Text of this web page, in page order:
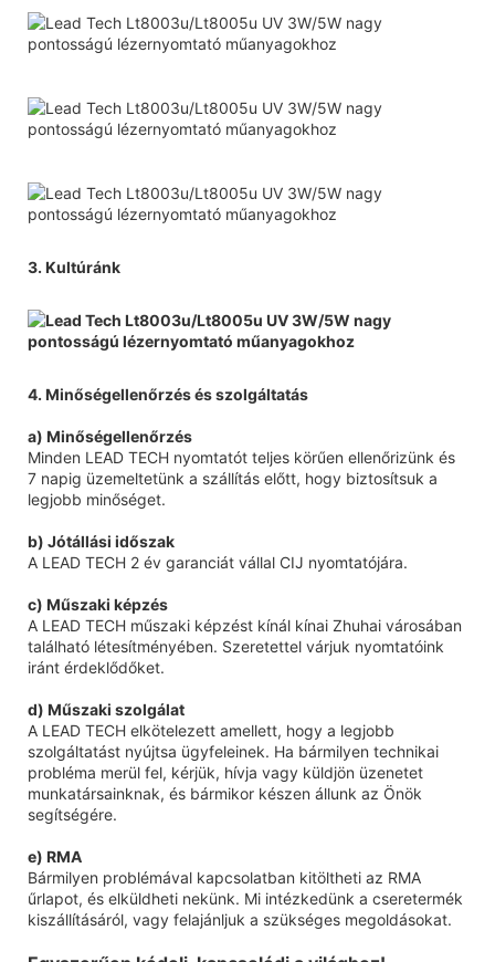
3. Kultúránk
4. Minőségellenőrzés és szolgáltatás
a) Minőségellenőrzés
Minden LEAD TECH nyomtatót teljes körűen ellenőrizünk és
7 napig üzemeltetünk a szállítás előtt, hogy biztosítsuk a
legjobb minőséget.
b) Jótállási időszak
A LEAD TECH 2 év garanciát vállal CIJ nyomtatójára.
c) Műszaki képzés
A LEAD TECH műszaki képzést kínál kínai Zhuhai városában
található létesítményében. Szeretettel várjuk nyomtatóink
iránt érdeklődőket.
d) Műszaki szolgálat
A LEAD TECH elkötelezett amellett, hogy a legjobb
szolgáltatást nyújtsa ügyfeleinek. Ha bármilyen technikai
probléma merül fel, kérjük, hívja vagy küldjön üzenetet
munkatársainknak, és bármikor készen állunk az Önök
segítségére.
e) RMA
Bármilyen problémával kapcsolatban kitöltheti az RMA
űrlapot, és elküldheti nekünk. Mi intézkedünk a cseretermék
kiszállításáról, vagy felajánljuk a szükséges megoldásokat.